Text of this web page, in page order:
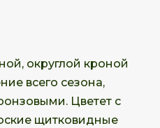
округлой кроной
всего сезона,
Цветет с
щитковидные